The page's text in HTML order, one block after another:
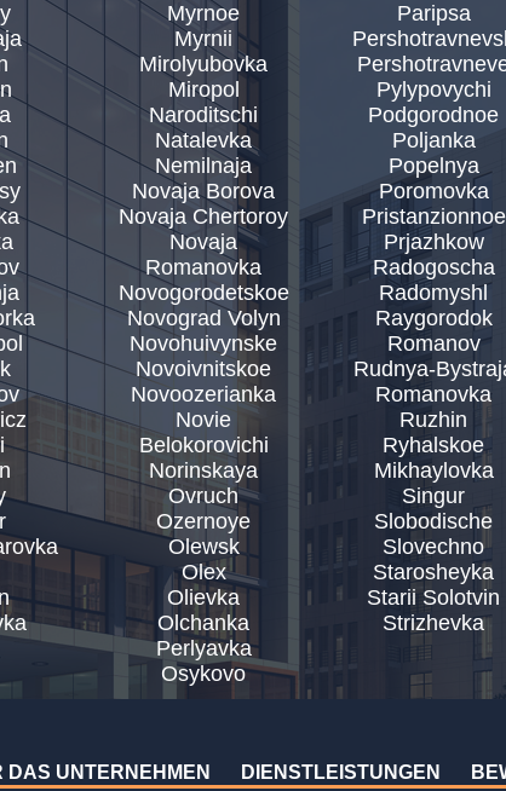
Myrnoe
Myrnii
Mirolyubovka
Miropol
Naroditschi
Natalevka
Nemilnaja
Novaja Borova
Novaja Chertoroy
Novaja
Romanovka
Novogorodetskoe
Novograd Volyn
Novohuivynske
Novoivnitskoe
Novoozerianka
Novie
Belokorovichi
Norinskaya
Ovruch
Ozernoye
Olewsk
Olex
Olievka
Olchanka
Perlyavka
Osykovo
Paripsa
Pylypovychi
Podgorodnoe
Poljanka
Popelnya
Poromovka
Pristanzionnoe
Prjazhkow
Radogoscha
Radomyshl
Raygorodok
Romanov
Rudnya-
Romanovka
Ruzhin
Ryhalskoe
Mikhaylovka
Singur
Slobodische
Slovechno
Starosheyka
Starii Solotvin
Strizhevka
DAS UNTERNEHMEN DIENSTLEISTUNGEN